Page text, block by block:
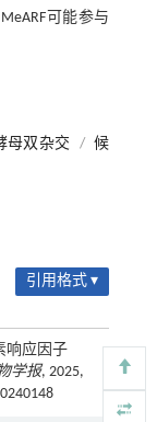
可能参与
母双杂交 / 候
引用格式 ▾
响应因子
学报, 2025,